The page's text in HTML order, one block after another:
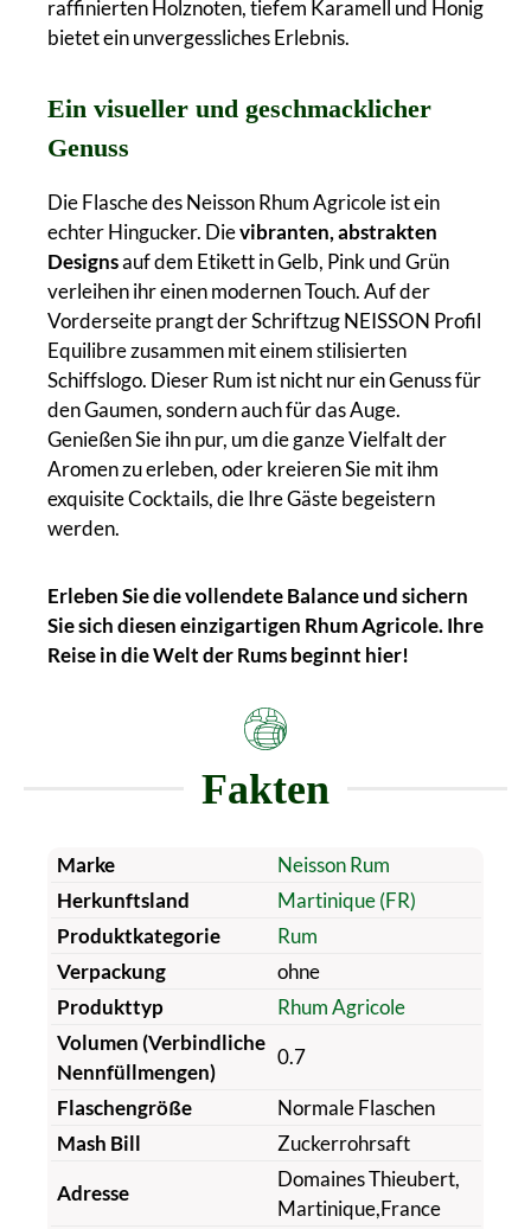
raffinierten Holznoten, tiefem Karamell und Honig
bietet ein unvergessliches Erlebnis.
Ein visueller und geschmacklicher
Genuss
Die Flasche des Neisson Rhum Agricole ist ein
echter Hingucker. Dievibranten, abstrakten
Designsauf dem Etikett in Gelb, Pink und Grün
verleihen ihr einen modernen Touch. Auf der
Vorderseite prangt der Schriftzug NEISSON Profil
Equilibre zusammen mit einem stilisierten
Schiffslogo. Dieser Rum ist nicht nur ein Genuss für
den Gaumen, sondern auch für das Auge.
Genießen Sie ihn pur, um die ganze Vielfalt der
Aromen zu erleben, oder kreieren Sie mit ihm
exquisite Cocktails, die Ihre Gäste begeistern
werden.
Erleben Sie die vollendete Balance und sichern
Sie sich diesen einzigartigen Rhum Agricole. Ihre
Reise in die Welt der Rums beginnt hier!
Fakten
Marke
Neisson Rum
Herkunftsland
Martinique (FR)
Produktkategorie
Rum
Verpackung
ohne
Produkttyp
Rhum Agricole
Volumen (Verbindliche
Nennfüllmengen)
0.7
Flaschengröße
Normale Flaschen
Mash Bill
Zuckerrohrsaft
Adresse
Domaines Thieubert,
Martinique,France